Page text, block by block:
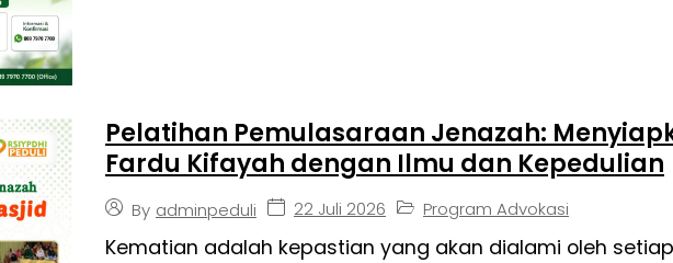
Pelatihan Pemulasaraan Jenazah:
Fardu Kifayah dengan Ilmu dan Kepedulian
By adminpeduli 22 Juli 2026 Program Advokasi
Kematian adalah kepastian yang akan dialami oleh